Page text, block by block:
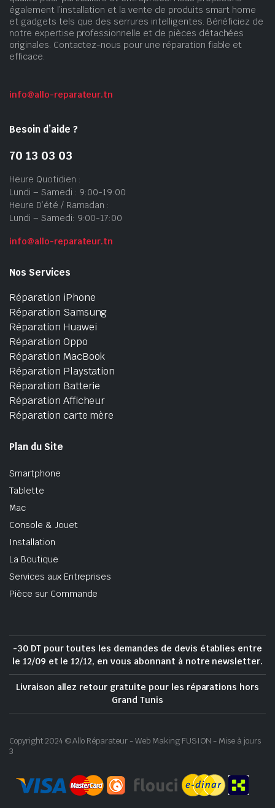
également l’installation et la vente de produits smart home
et gadgets tels que des serrures intelligentes. Bénéficiez de
notre expertise professionnelle et de pièces détachées
originales. Contactez-nous pour une réparation fiable et
efficace.
info@allo-reparateur.tn
Besoin d’aide ?
70 13 03 03
Heure Quotidien :
Lundi – Samedi : 9:00-19:00
Heure D’été / Ramadan :
Lundi – Samedi: 9:00-17:00
info@allo-reparateur.tn
Nos Services
Réparation iPhone
Réparation Samsung
Réparation Huawei
Réparation Oppo
Réparation MacBook
Réparation Playstation
Réparation Batterie
Réparation Afficheur
Réparation carte mère
Plan du Site
Smartphone
Tablette
Mac
Console & Jouet
Installation
La Boutique
Services aux Entreprises
Pièce sur Commande
-30 DT pour toutes les demandes de devis établies entre
le 12/09 et le 12/12, en vous abonnant à notre newsletter.
Livraison allez retour gratuite pour les réparations hors
Grand Tunis
Copyright 2024 © Allo Réparateur - Web Making FUSION - Mise à jours
3